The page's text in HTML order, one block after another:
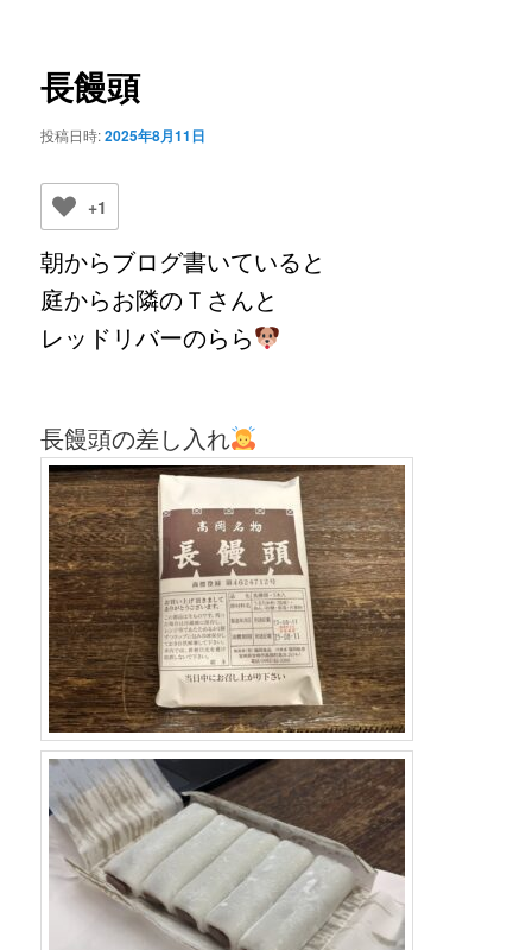
ゲ
ー
ョ
長饅頭
投稿日時:2025年8月11日
+1
朝からブログ書いていると
庭からお隣のＴさんと
レッドリバーのらら
長饅頭の差し入れ